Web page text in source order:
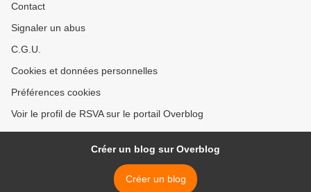
Contact
Signaler un abus
C.G.U.
Cookies et données personnelles
Préférences cookies
Voir le profil de RSVA sur le portail Overblog
Créer un blog sur Overblog
Créer un blog